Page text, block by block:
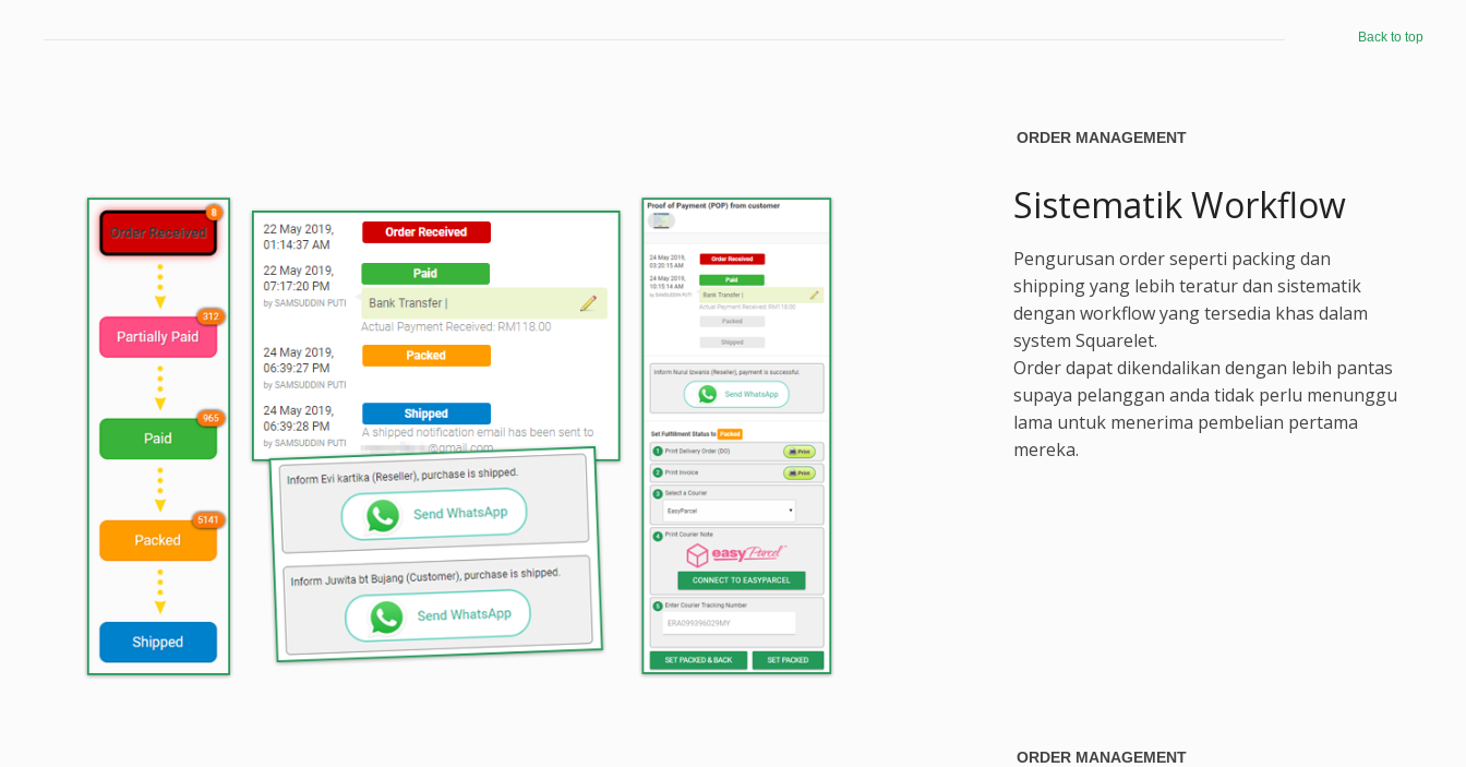
Back to top
ORDER MANAGEMENT
Sistematik Workflow
Pengurusan order seperti packing dan
shipping yang lebih teratur dan sistematik
dengan workflow yang tersedia khas dalam
system Squarelet.
Order dapat dikendalikan dengan lebih pantas
supaya pelanggan anda tidak perlu menunggu
lama untuk menerima pembelian pertama
mereka.
ORDER MANAGEMENT